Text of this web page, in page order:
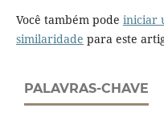
Você também pode iniciar
similaridade para este
PALAVRAS-CHAVE